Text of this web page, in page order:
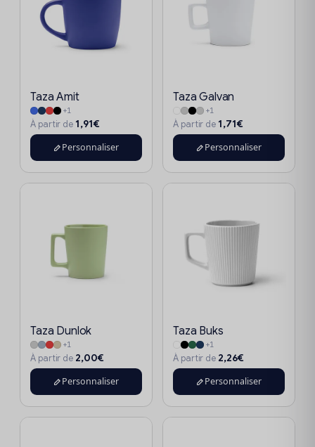
Taza Amit
+1
À partir de 1,91€
Personnaliser
Taza Galvan
+1
À partir de 1,71€
Personnaliser
Taza Dunlok
+1
À partir de 2,00€
Personnaliser
Taza Buks
+1
À partir de 2,26€
Personnaliser